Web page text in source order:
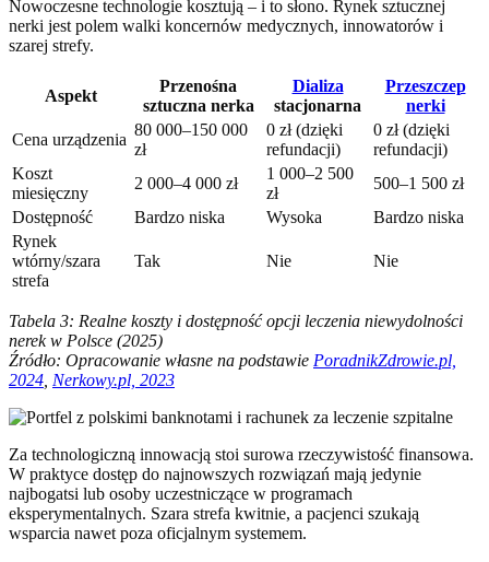
Nowoczesne technologie kosztują – i to słono. Rynek sztucznej
nerki jest polem walki koncernów medycznych, innowatorów i
szarej strefy.
Aspekt
Przenośna
sztuczna nerka
Dializa
stacjonarna
Przeszczep
nerki
Cena urządzenia
80 000–150 000
zł
0 zł (dzięki
refundacji)
0 zł (dzięki
refundacji)
Koszt
miesięczny
2 000–4 000 zł
1 000–2 500
zł
500–1 500 zł
Dostępność
Bardzo niska Wysoka
Bardzo niska
Rynek
wtórny/szara
strefa
Tak Nie Nie
Tabela 3: Realne koszty i dostępność opcji leczenia niewydolności
nerek w Polsce (2025)
Źródło: Opracowanie własne na podstawie PoradnikZdrowie.pl,
2024 Nerkowy.pl, 2023
Za technologiczną innowacją stoi surowa rzeczywistość finansowa.
W praktyce dostęp do najnowszych rozwiązań mają jedynie
najbogatsi lub osoby uczestniczące w programach
eksperymentalnych. Szara strefa kwitnie, a pacjenci szukają
wsparcia nawet poza oficjalnym systemem.